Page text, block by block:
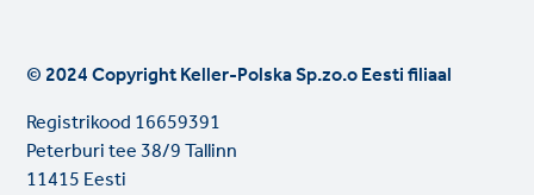
© 2024 Copyright Keller-Polska Sp.zo.o Eesti filiaal
Registrikood 16659391
Peterburi tee 38/9 Tallinn
11415 Eesti